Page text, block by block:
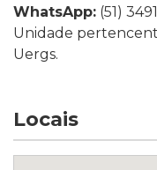
WhatsApp: (51)
Unidade
Uergs.
Locais